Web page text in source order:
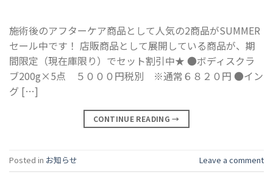
施術後のアフターケア商品として人気の2商品がSUMMER
セール中です！ 店販商品として展開している商品が、期
間限定（現在庫限り）でセット割引中★ ●ボディスクラ
ブ200g×5点 ５０００円税別 ※通常６８２０円 ●イン
グ […]
CONTINUE READING→
Posted in お知らせ Leave a comment